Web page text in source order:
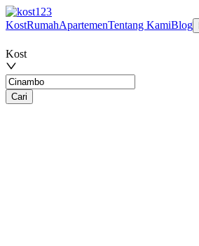
KostRumahApartemenTentang KamiBlog
Kost
Cari